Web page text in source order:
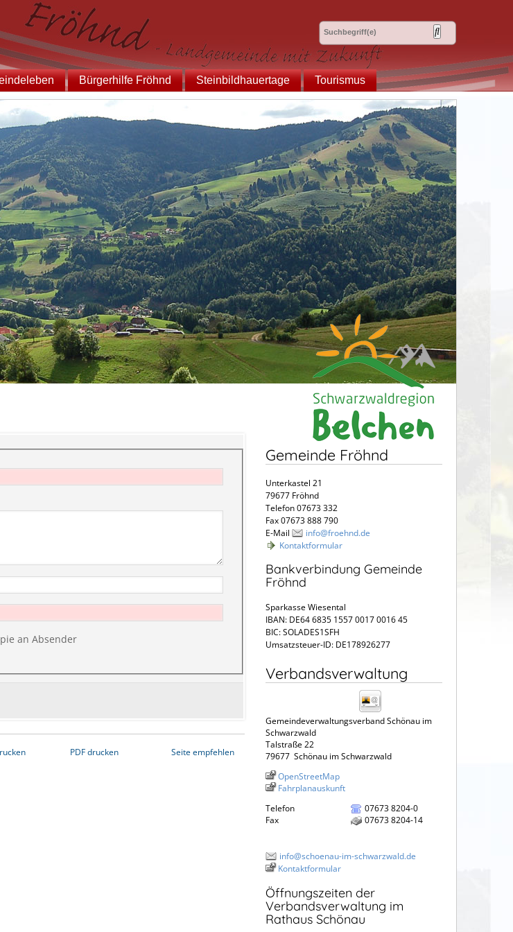
Bürgerhilfe Fröhnd Steinbildhauertage
Tourismus
an Absender
PDF drucken Seite empfehlen
Gemeinde Fröhnd
Unterkastel 21
79677 Fröhnd
Telefon 07673 332
Fax 07673 888 790
E-Mail
info@froehnd.de
Kontaktformular
Bankverbindung Gemeinde
Fröhnd
Sparkasse Wiesental
IBAN: DE64 6835 1557 0017 0016 45
BIC: SOLADES1SFH
Umsatzsteuer-ID: DE178926277
Verbandsverwaltung
Gemeindeverwaltungsverband Schönau im
Schwarzwald
Talstraße 22
79677 Schönau im Schwarzwald
OpenStreetMap
Fahrplanauskunft
Telefon
07673 8204-0
Fax
07673 8204-14
info@schoenau-im-schwarzwald.de
Kontaktformular
Öffnungszeiten der
Verbandsverwaltung im
Rathaus Schönau